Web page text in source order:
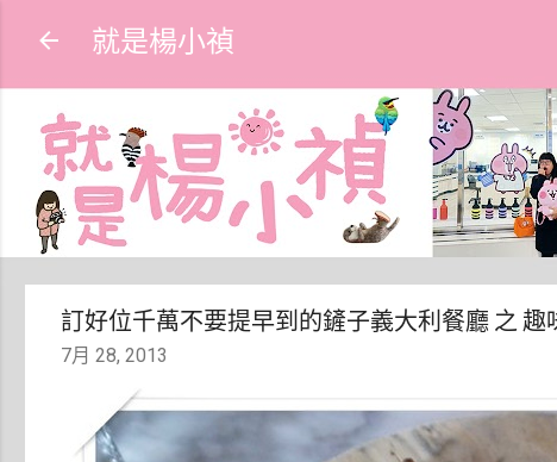
就是楊小禎
訂好位千萬不要提早到的鏟子義大利餐廳 之 趣
7月 28, 2013